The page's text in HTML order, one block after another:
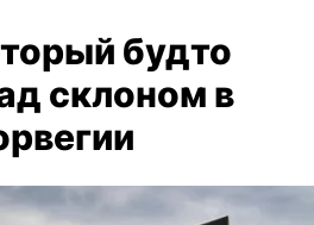
будто
склоном в